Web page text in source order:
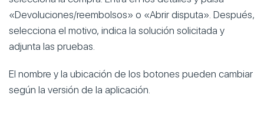
«Devoluciones/reembolsos» o «Abrir disputa». Después,
selecciona el motivo, indica la solución solicitada y
adjunta las pruebas.
El nombre y la ubicación de los botones pueden cambiar
según la versión de la aplicación.